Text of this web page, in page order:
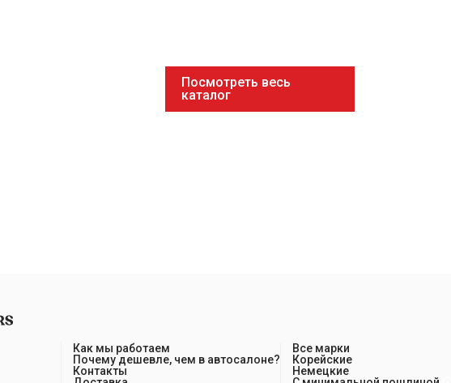
Посмотреть весь
каталог
Как мы работаем
Почему дешевле, чем в автосалоне?
Контакты
Все марки
Корейские
Немецкие